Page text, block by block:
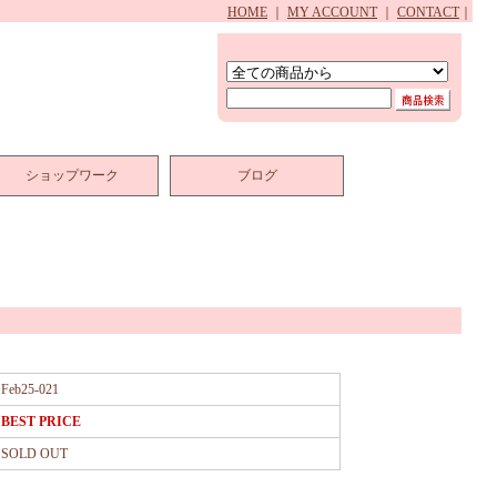
HOME MY ACCOUNT CONTACT
ショップワーク ブログ
Feb25-021
BEST PRICE
SOLD OUT